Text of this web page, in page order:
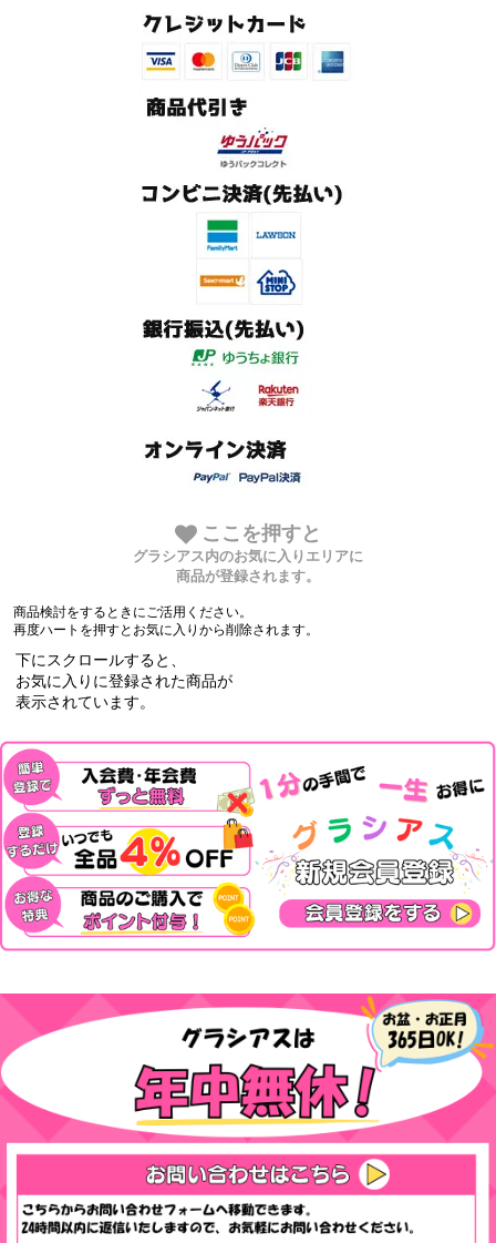
ここを押すと
グラシアス内のお気に入りエリアに
商品が登録されます。
商品検討をするときにご活用ください。
再度ハートを押すとお気に入りから削除されます。
下にスクロールすると、
お気に入りに登録された商品が
表示されています。